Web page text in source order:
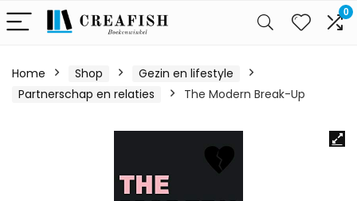
0
Home Shop
Gezin en lifestyle
Partnerschap en relaties
The Modern Break-Up